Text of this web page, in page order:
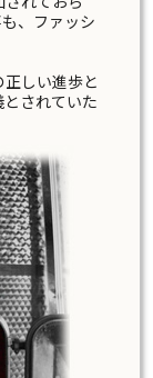
、ファッシ
しい進歩と
されていた